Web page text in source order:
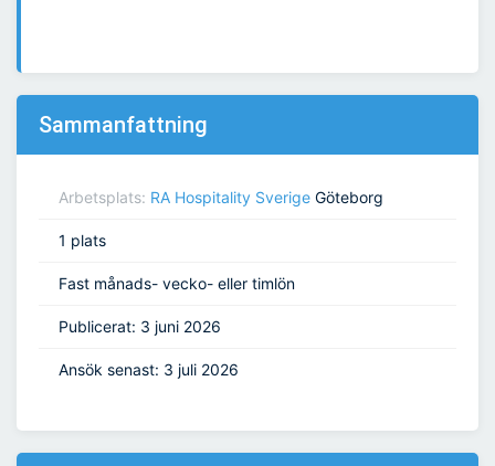
Sammanfattning
Arbetsplats: RA Hospitality Sverige Göteborg
1 plats
Fast månads- vecko- eller timlön
Publicerat: 3 juni 2026
Ansök senast: 3 juli 2026